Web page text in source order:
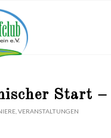
Start –
,VERANSTALTUNGEN